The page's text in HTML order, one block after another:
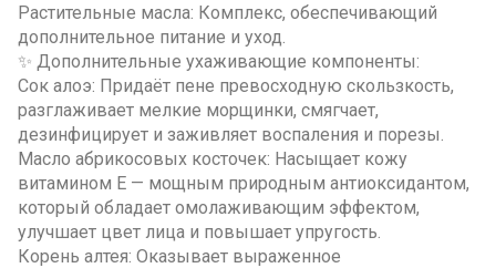
Растительные масла: Комплекс, обеспечивающий
дополнительное питание и уход.
✨ Дополнительные ухаживающие компоненты:
Сок алоэ: Придаёт пене превосходную скользкость,
разглаживает мелкие морщинки, смягчает,
дезинфицирует и заживляет воспаления и порезы.
Масло абрикосовых косточек: Насыщает кожу
витамином E — мощным природным антиоксидантом,
который обладает омолаживающим эффектом,
улучшает цвет лица и повышает упругость.
Корень алтея: Оказывает выраженное